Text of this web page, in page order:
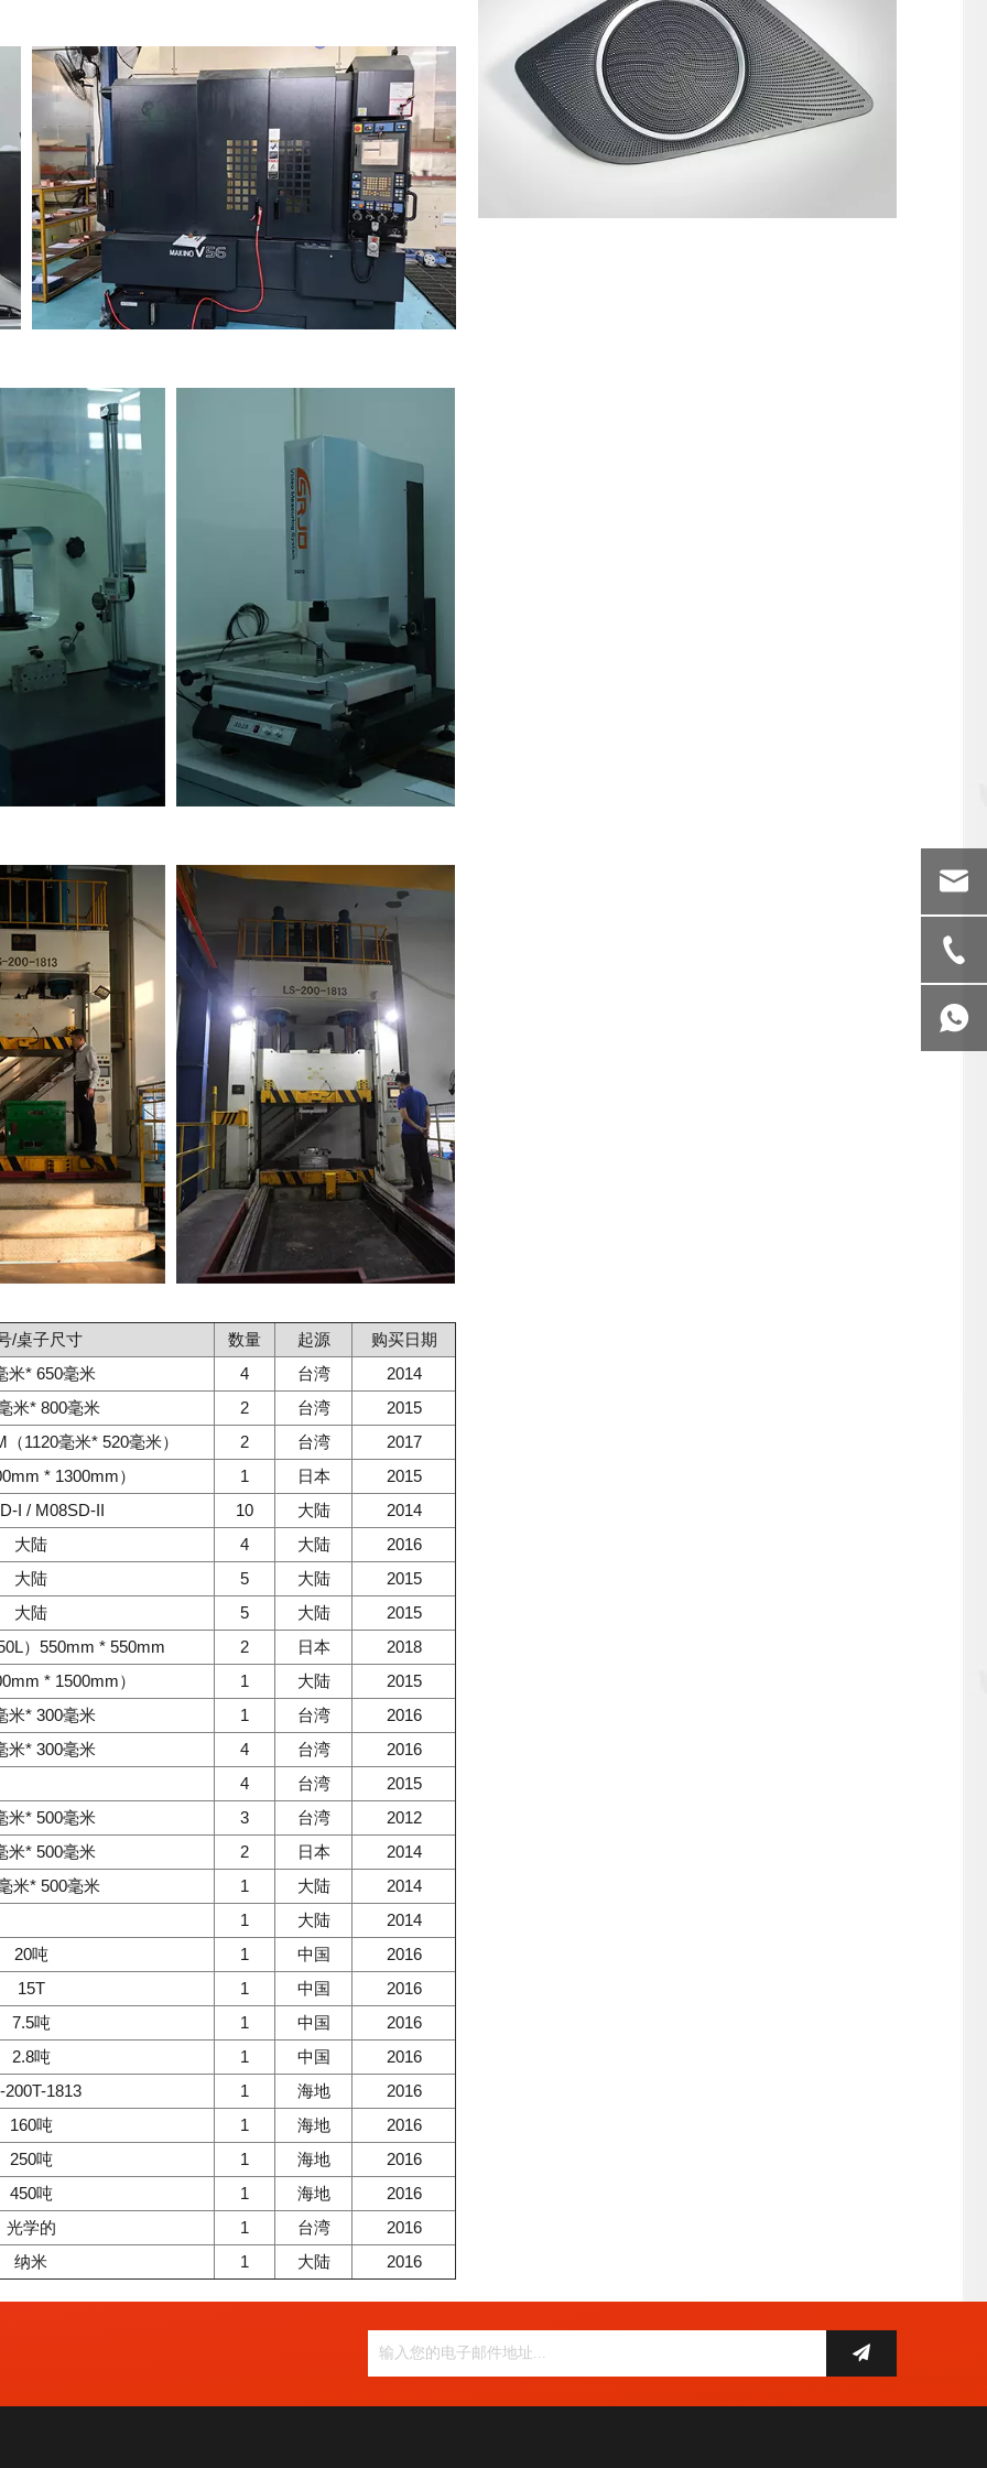
/桌子尺寸 数量 起源
购买日期
米* 650毫米
4 台湾
2014
米* 800毫米
2 台湾
2015
1120毫米* 520毫米）
2 台湾
2017
* 1300mm）
1 日本
2015
I / M08SD-II
10 大陆
2014
大陆
4 大陆
2016
大陆
5 大陆
2015
大陆
5 大陆
2015
）550mm * 550mm
2 日本
2018
* 1500mm）
1 大陆
2015
米* 300毫米
1 台湾
2016
米* 300毫米
4 台湾
2016
4
台湾
2015
米* 500毫米
3 台湾
2012
米* 500毫米
2 日本
2014
米* 500毫米
1 大陆
2014
1
大陆
2014
20吨
1 中国
2016
15T
1 中国
2016
7.5吨
1 中国
2016
2.8吨
1 中国
2016
200T-1813
1 海地
2016
160吨
1 海地
2016
250吨
1 海地
2016
450吨
1 海地
2016
光学的
1 台湾
2016
纳米
1 大陆 2016